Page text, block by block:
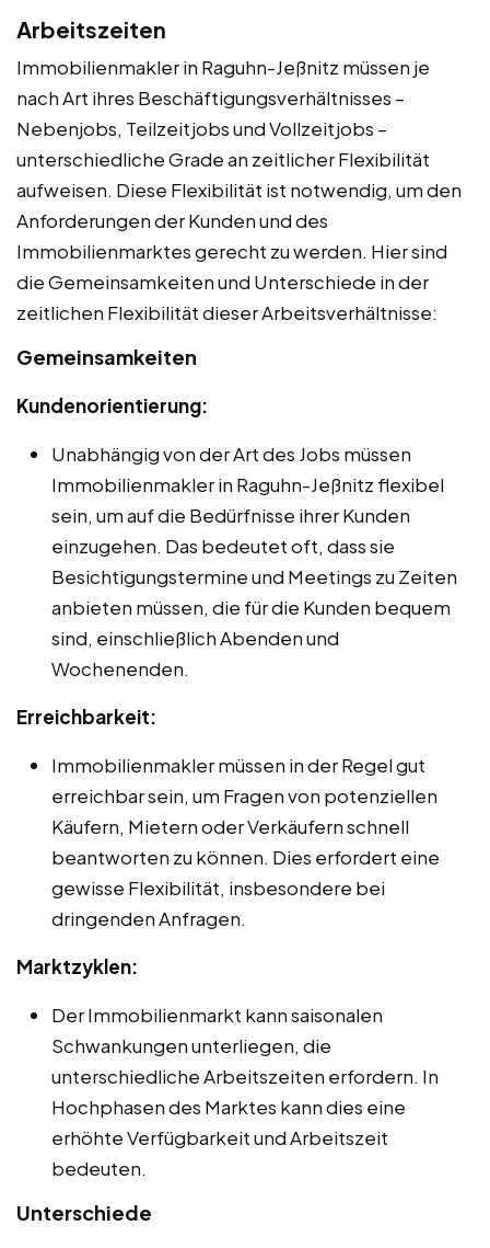
Arbeitszeiten
Immobilienmakler in Raguhn-Jeßnitz müssen je
nach Art ihres Beschäftigungsverhältnisses –
Nebenjobs, Teilzeitjobs und Vollzeitjobs –
unterschiedliche Grade an zeitlicher Flexibilität
aufweisen. Diese Flexibilität ist notwendig, um den
Anforderungen der Kunden und des
Immobilienmarktes gerecht zu werden. Hier sind
die Gemeinsamkeiten und Unterschiede in der
zeitlichen Flexibilität dieser Arbeitsverhältnisse:
Gemeinsamkeiten
Kundenorientierung:
Unabhängig von der Art des Jobs müssen
Immobilienmakler in Raguhn-Jeßnitz flexibel
sein, um auf die Bedürfnisse ihrer Kunden
einzugehen. Das bedeutet oft, dass sie
Besichtigungstermine und Meetings zu Zeiten
anbieten müssen, die für die Kunden bequem
sind, einschließlich Abenden und
Wochenenden.
Erreichbarkeit:
Immobilienmakler müssen in der Regel gut
erreichbar sein, um Fragen von potenziellen
Käufern, Mietern oder Verkäufern schnell
beantworten zu können. Dies erfordert eine
gewisse Flexibilität, insbesondere bei
dringenden Anfragen.
Marktzyklen:
Der Immobilienmarkt kann saisonalen
Schwankungen unterliegen, die
unterschiedliche Arbeitszeiten erfordern. In
Hochphasen des Marktes kann dies eine
erhöhte Verfügbarkeit und Arbeitszeit
bedeuten.
Unterschiede